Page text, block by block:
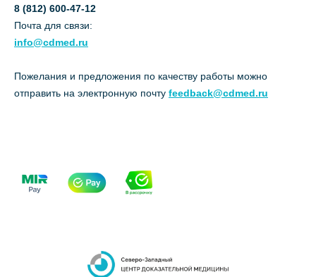
8 (812) 600-47-12
Почта для связи:
info@cdmed.ru
Пожелания и предложения по качеству работы можно
отправить на электронную почту feedback@cdmed.ru